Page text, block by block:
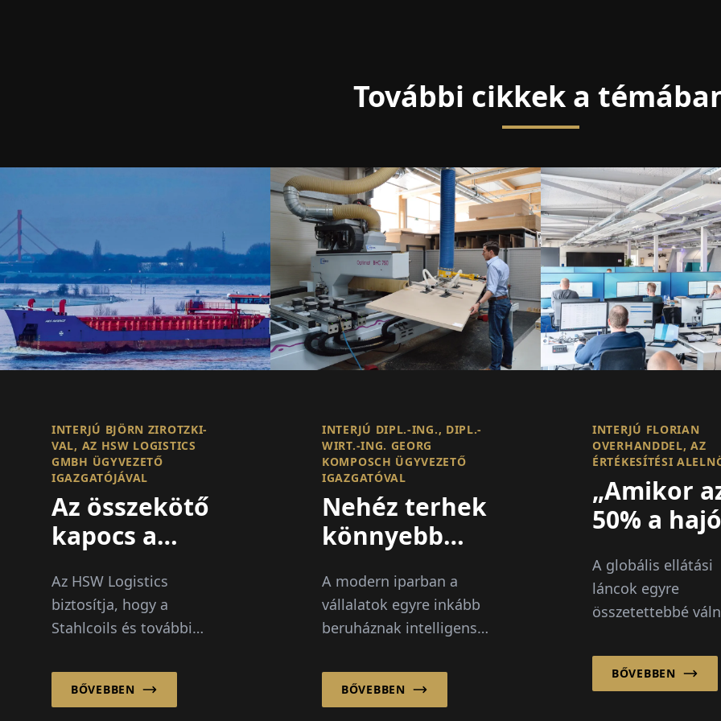
További cikkek a
INTERJÚ BJÖRN ZIROTZKI-
VAL, AZ HSW LOGISTICS
GMBH ÜGYVEZETŐ
IGAZGATÓJÁVAL
Az összekötő
kapocs a
tengeri
hajózás
Az HSW Logistics
biztosítja, hogy a
Stahlcoils és további
és Ruhr vállalataitól
megbízhatóan elérjék
BŐVEBBEN
INTERJÚ DIPL.-ING., DIPL.-
WIRT.-ING. GEORG
KOMPOSCH ÜGYVEZETŐ
IGAZGATÓVAL
Nehéz terhek
könnyebb
A modern iparban a
vállalatok egyre inkább
beruháznak intelligens
megoldásokba a
hatékonyság, az
BŐVEBBEN
INTERJÚ FLORIAN
OVERHANDDEL, AZ
ÉRTÉKESÍTÉSI
„Amikor
50% a
mindenek
A globális ellátási
láncok egyre
összetettebbé
élelmiszer- és
frisságazatban,
BŐVEBBEN